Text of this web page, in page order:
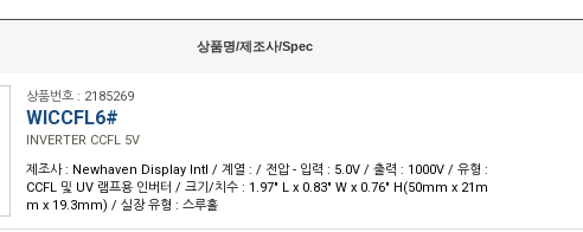
상품명/제조사/Spec
상품번호 : 2185269
WICCFL6#
INVERTER CCFL 5V
제조사 : Newhaven Display Intl / 계열 : / 전압 - 입력 : 5.0V / 출력 : 1000V / 유형 :
CCFL 및 UV 램프용 인버터 / 크기/치수 : 1.97" L x 0.83" W x 0.76" H(50mm x 21m
m x 19.3mm) / 실장 유형 : 스루홀